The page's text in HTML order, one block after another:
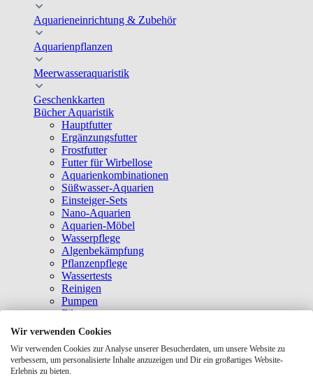
Aquarieneinrichtung & Zubehör
Aquarienpflanzen
Meerwasseraquaristik
Geschenkkarten
Bücher Aquaristik
Hauptfutter
Ergänzungsfutter
Frostfutter
Futter für Wirbellose
Aquarienkombinationen
Süßwasser-Aquarien
Einsteiger-Sets
Nano-Aquarien
Aquarien-Möbel
Wasserpflege
Algenbekämpfung
Pflanzenpflege
Wassertests
Reinigen
Pumpen
Filter
Heizer & Kühler
Beleuchtung
Belüftung
CO2-Technik
Futterautomaten
Wir verwenden Cookies
Wir verwenden Cookies zur Analyse unserer Besucherdaten, um unsere Website zu
verbessern, um personalisierte Inhalte anzuzeigen und Dir ein großartiges Website-
Erlebnis zu bieten.